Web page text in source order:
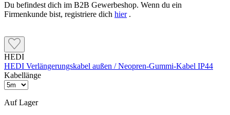
Du befindest dich im B2B Gewerbeshop. Wenn du ein
Firmenkunde bist, registriere dich hier.
HEDI
HEDI Verlängerungskabel außen / Neopren-Gummi-Kabel IP44
Kabellänge
Auf Lager